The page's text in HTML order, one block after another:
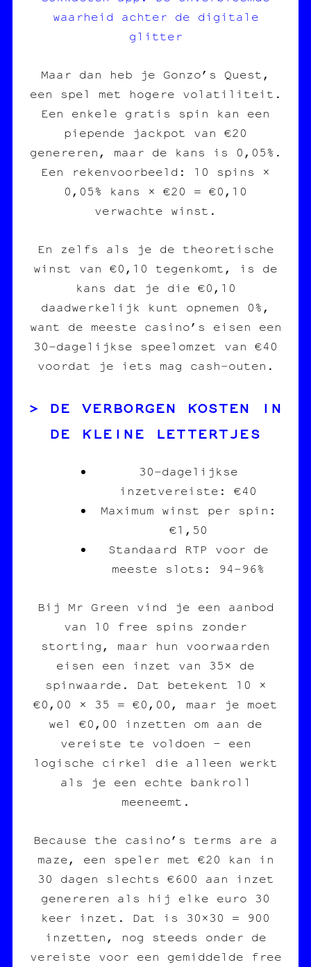
waarheid achter de digitale
glitter
Maar dan heb je Gonzo’s Quest,
een spel met hogere volatiliteit.
Een enkele gratis spin kan een
piepende jackpot van €20
genereren, maar de kans is 0,05%.
Een rekenvoorbeeld: 10 spins ×
0,05% kans × €20 = €0,10
verwachte winst.
En zelfs als je de theoretische
winst van €0,10 tegenkomt, is de
kans dat je die €0,10
daadwerkelijk kunt opnemen 0%,
want de meeste casino’s eisen een
30‑dagelijkse speelomzet van €40
voordat je iets mag cash‑outen.
DE VERBORGEN KOSTEN IN
DE KLEINE LETTERTJES
30‑dagelijkse
inzetvereiste: €40
Maximum winst per spin:
€1,50
Standaard RTP voor de
meeste slots: 94‑96%
Bij Mr Green vind je een aanbod
van 10 free spins zonder
storting, maar hun voorwaarden
eisen een inzet van 35× de
spinwaarde. Dat betekent 10 ×
€0,00 × 35 = €0,00, maar je moet
wel €0,00 inzetten om aan de
vereiste te voldoen – een
logische cirkel die alleen werkt
als je een echte bankroll
meeneemt.
Because the casino’s terms are a
maze, een speler met €20 kan in
30 dagen slechts €600 aan inzet
genereren als hij elke euro 30
keer inzet. Dat is 30×30 = 900
inzetten, nog steeds onder de
vereiste voor een gemiddelde free